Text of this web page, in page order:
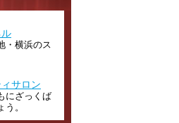
・横浜のス
サロン
にざっくば
。